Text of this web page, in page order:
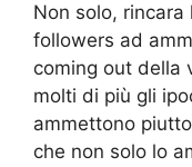
Non solo,
followers ad
coming out della
molti di più gli
ammettono
che non solo lo